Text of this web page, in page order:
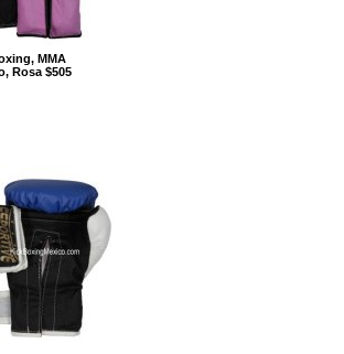
MMA
Rosa $505